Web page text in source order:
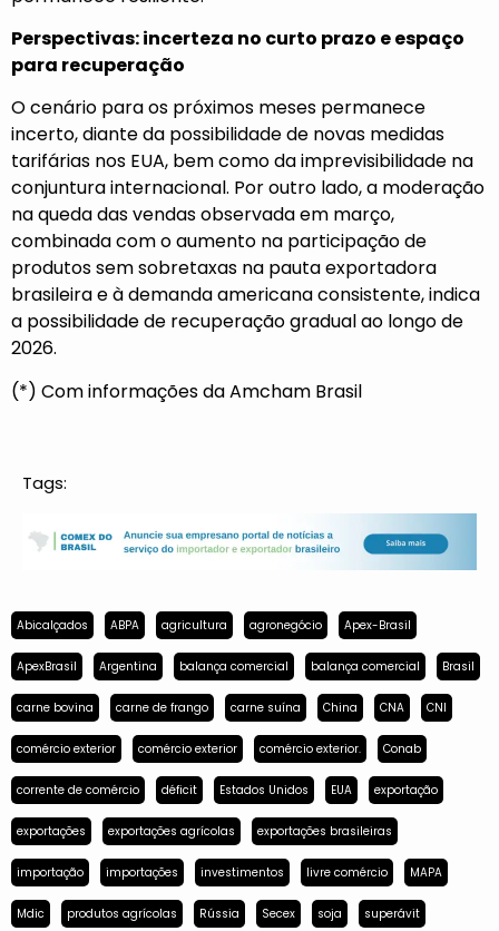
Perspectivas: incerteza no curto prazo e espaço
para recuperação
O cenário para os próximos meses permanece
incerto, diante da possibilidade de novas medidas
tarifárias nos EUA, bem como da imprevisibilidade na
conjuntura internacional. Por outro lado, a moderação
na queda das vendas observada em março,
combinada com o aumento na participação de
produtos sem sobretaxas na pauta exportadora
brasileira e à demanda americana consistente, indica
a possibilidade de recuperação gradual ao longo de
2026.
(*) Com informações da Amcham Brasil
Tags:
Abicalçados ABPA agricultura agronegócio Apex-Brasil
ApexBrasil Argentina balança comercial balança comercial Brasil
carne bovina carne de frango carne suína China CNA CNI
comércio exterior comércio exterior comércio exterior. Conab
corrente de comércio déficit Estados Unidos EUA exportação
exportações exportações agrícolas exportações brasileiras
importação importações investimentos livre comércio MAPA
Mdic produtos agrícolas Rússia Secex soja superávit